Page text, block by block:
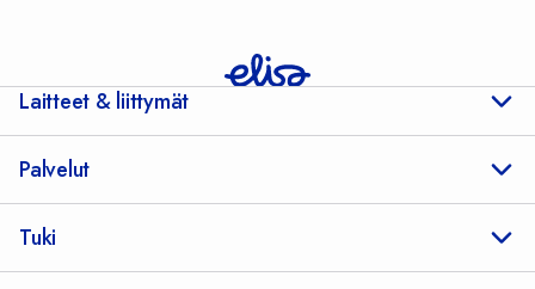
Laitteet & liittymät
Palvelut
Tuki